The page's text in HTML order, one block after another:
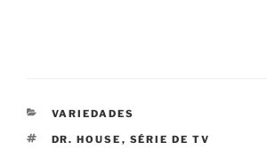
CATEGORIAS
VARIEDADES
TAGS
DR. HOUSE , SÉRIE DE TV